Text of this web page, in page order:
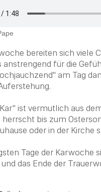
bereiten sich viele
anstrengend für die
am Tag
ist vermutlich aus
herrscht bis zum
oder in der Kirche
Tage der Karwoche
und das Ende der